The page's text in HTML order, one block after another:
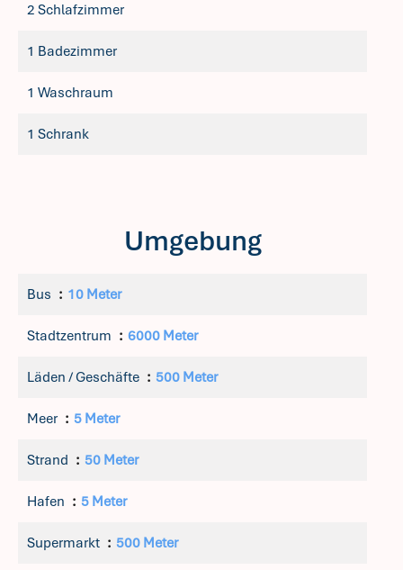
2 Schlafzimmer
1 Badezimmer
1 Waschraum
1 Schrank
Umgebung
Bus 10 Meter
Stadtzentrum 6000 Meter
Läden / Geschäfte 500 Meter
Meer 5 Meter
Strand 50 Meter
Hafen 5 Meter
Supermarkt 500 Meter